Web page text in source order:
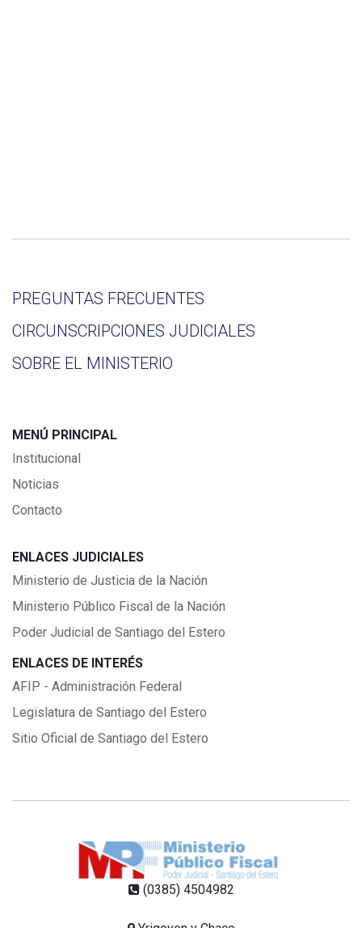
PREGUNTAS FRECUENTES
CIRCUNSCRIPCIONES JUDICIALES
SOBRE EL MINISTERIO
MENÚ PRINCIPAL
Institucional
Noticias
Contacto
ENLACES JUDICIALES
Ministerio de Justicia de la Nación
Ministerio Público Fiscal de la Nación
Poder Judicial de Santiago del Estero
ENLACES DE INTERÉS
AFIP - Administración Federal
Legislatura de Santiago del Estero
Sitio Oficial de Santiago del Estero
(0385) 4504982